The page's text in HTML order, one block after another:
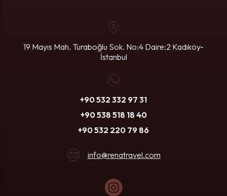
19 Mayıs Mah. Turaboğlu Sok. No:4 Daire:2 Kadıköy-
İstanbul
+90 532 332 97 31
+90 538 518 18 40
+90 532 220 79 86
info@renatravel.com